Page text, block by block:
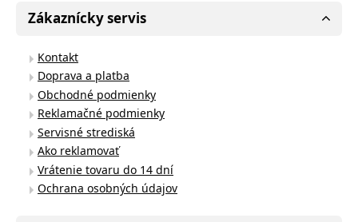
Zákaznícky servis
Kontakt
Doprava a platba
Obchodné podmienky
Reklamačné podmienky
Servisné strediská
Ako reklamovať
Vrátenie tovaru do 14 dní
Ochrana osobných údajov